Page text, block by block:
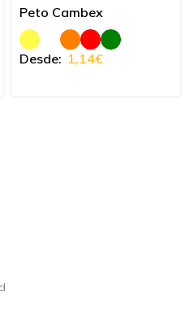
Peto Cambex
Desde: 1,14€